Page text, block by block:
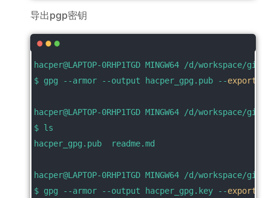
导出pgp密钥
hacper@LAPTOP-0RHP1TGD MINGW64 /d/workspace/
$ gpg --armor --output hacper_gpg.pub --export
hacper@LAPTOP-0RHP1TGD MINGW64 /d/workspace/
$ ls
hacper_gpg.pub  readme.md
hacper@LAPTOP-0RHP1TGD MINGW64 /d/workspace/
$ gpg --armor --output hacper_gpg.key --export